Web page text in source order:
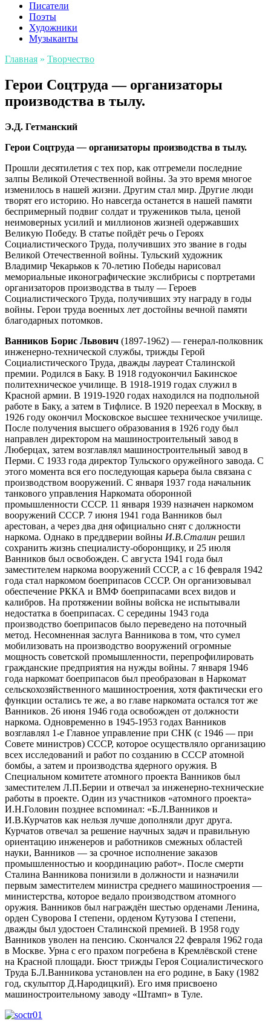
Писатели
Поэты
Художники
Музыканты
Главная » Творчество
Герои Соцтруда — организаторы
производства в тылу.
Э.Д. Гетманский
Герои Соцтруда— организаторы производства в тылу.
Прошли десятилетия с тех пор, как отгремели последние
залпы Великой Отечественной войны. За это время многое
изменилось в нашей жизни. Другим стал мир. Другие люди
творят его историю. Но навсегда останется в нашей памяти
беспримерный подвиг солдат и тружеников тыла, ценой
неимоверных усилий и миллионов жизней одержавших
Великую Победу. В статье пойдёт речь о Героях
Социалистического Труда, получивших это звание в годы
Великой Отечественной войны. Тульский художник
Владимир Чекарьков к 70-летию Победы нарисовал
мемориальные иконографические экслибрисы с портретами
организаторов производства в тылу — Героев
Социалистического Труда, получивших эту награду в годы
войны. Герои труда военных лет достойны вечной памяти
благодарных потомков.
Ванников Борис Львович (1897-1962) — генерал-полковник
инженерно-технической службы, трижды Герой
Социалистического Труда, дважды лауреат Сталинской
премии. Родился в Баку. В 1918 годуокончил Бакинское
политехническое училище. В 1918-1919 годах служил в
Красной армии. В 1919-1920 годах находился на подпольной
работе в Баку, а затем в Тифлисе. В 1920 переехал в Москву, в
1926 году окончил Московское высшее техническое училище.
После получения высшего образования в 1926 году был
направлен директором на машиностроительный завод в
Люберцах, затем возглавлял машиностроительный завод в
Перми. С 1933 года директор Тульского оружейного завода. С
этого момента вся его последующая карьера была связана с
производством вооружений. С января 1937 года начальник
танкового управления Наркомата оборонной
промышленности СССР. 11 января 1939 назначен наркомом
вооружений СССР. 7 июня 1941 года Ванников был
арестован, а через два дня официально снят с должности
наркома. Однако в преддверии войны И.В.Сталин решил
сохранить жизнь специалисту-оборонщику, и 25 июля
Ванников был освобожден. С августа 1941 года был
заместителем наркома вооружений СССР, а с 16 февраля 1942
года стал наркомом боеприпасов СССР. Он организовывал
обеспечение РККА и ВМФ боеприпасами всех видов и
калибров. На протяжении войны войска не испытывали
недостатка в боеприпасах. С середины 1943 года
производство боеприпасов было переведено на поточный
метод. Несомненная заслуга Ванникова в том, что сумел
мобилизовать на производство вооружений огромные
мощность советской промышленности, перепрофилировать
гражданские предприятия на нужды войны. 7 января 1946
года наркомат боеприпасов был преобразован в Наркомат
сельскохозяйственного машиностроения, хотя фактически его
функции остались те же, а во главе наркомата остался тот же
Ванников. 26 июня 1946 года освобожден от должности
наркома. Одновременно в 1945-1953 годах Ванников
возглавлял 1-е Главное управление при СНК (с 1946 — при
Совете министров) СССР, которое осуществляло организацию
всех исследований и работ по созданию в СССР атомной
бомбы, а затем и производства ядерного оружия. В
Специальном комитете атомного проекта Ванников был
заместителем Л.П.Берии и отвечал за инженерно-технические
работы в проекте. Один из участников «атомного проекта»
И.Н.Головин позднее вспоминал: «Б.Л.Ванников и
И.В.Курчатов как нельзя лучше дополняли друг друга.
Курчатов отвечал за решение научных задач и правильную
ориентацию инженеров и работников смежных областей
науки, Ванников — за срочное исполнение заказов
промышленностью и координацию работ». После смерти
Сталина Ванникова понизили в должности и назначили
первым заместителем министра среднего машиностроения —
министерства, которое ведало производством атомного
оружия. Ванников был награждён шестью орденами Ленина,
орден Суворова I степени, орденом Кутузова I степени,
дважды был удостоен Сталинской премией. В 1958 году
Ванников уволен на пенсию. Скончался 22 февраля 1962 года
в Москве. Урна с его прахом погребена в Кремлёвской стене
на Красной площади. Бюст трижды Героя Социалистического
Труда Б.Л.Ванникова установлен на его родине, в Баку (1982
год, скульптор Д.Народицкий). Его имя присвоено
машиностроительному заводу «Штамп» в Туле.